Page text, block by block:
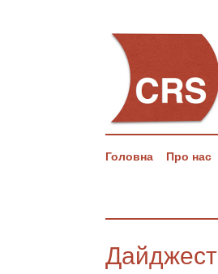
Головна Про нас
Дайджест